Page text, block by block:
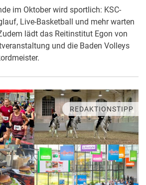
im Oktober wird sportlich: KSC-
Live-Basketball und mehr warten
lädt das Reitinstitut Egon von
und die Baden Volleys
REDAKTIONSTIPP